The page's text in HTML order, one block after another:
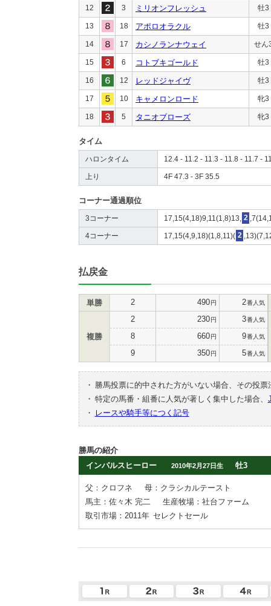
12 3 ミリオンフレッシュ 牡3
13 18 アポロオラクル 牡3
14 17 カシノランナウェイ せん
15 6 コトブキゴールド 牡3
16 12 レッドジャイヴ 牡3
17 10 キャメロンロード 牝3
18 5 タニオブローズ 牝3
タイム
ハロンタイム 12.4 - 11.2 - 11.3 - 11.8 - 11.7 -
上り 4F 47.3 - 3F 35.5
コーナー通過順位
3コーナー 17,15(4,18)9,11(1,8)13, 2
4コーナー 17,15(4,9,18)(1,8,11)( 2
払戻金
単勝 2 490円 2番人気
複勝
2 230円 3番人気
8 660円 9番人気
9 350円 5番人気
・
勝馬投票に的中された方がいない場合、その投
・ 特定の馬番・組番に人気が著しく集中した場合、
・
レースや騎手等につく記号
勝馬の紹介
インパルスヒーロー
2010年2月27日生 牡3
父：クロフネ
母：クラシカルテースト
馬主：佐々木 完二
生産牧場：社台ファーム
取引市場：2011年 セレクトセール